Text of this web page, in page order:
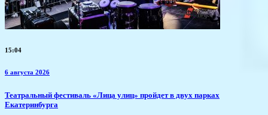
15:04
6 августа 2026
​Театральный фестиваль «Лица улиц» пройдет в двух парках
Екатеринбурга